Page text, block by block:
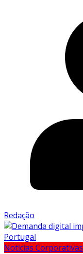
Redação
Notícias Corporativas